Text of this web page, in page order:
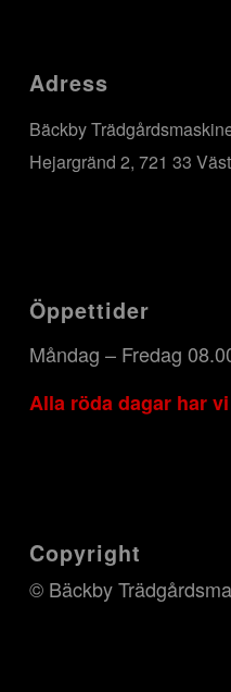
Adress
Bäckby
Hejargränd 2, 721 33
Öppettider
Måndag – Fredag
Alla röda dagar har
Copyright
© Bäckby